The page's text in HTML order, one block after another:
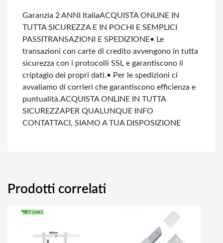
Garanzia 2 ANNI ItaliaACQUISTA ONLINE IN
TUTTA SICUREZZA E IN POCHI E SEMPLICI
PASSI TRANSAZIONI E SPEDIZIONE• Le
transazioni con carte di credito avvengono in tutta
sicurezza con i protocolli SSL e garantiscono il
criptagio dei propri dati.• Per le spedizioni ci
avvaliamo di corrieri che garantiscono efficienza e
puntualità.ACQUISTA ONLINE IN TUTTA
SICUREZZAPER QUALUNQUE INFO
CONTATTACI, SIAMO A TUA DISPOSIZIONE
Prodotti correlati